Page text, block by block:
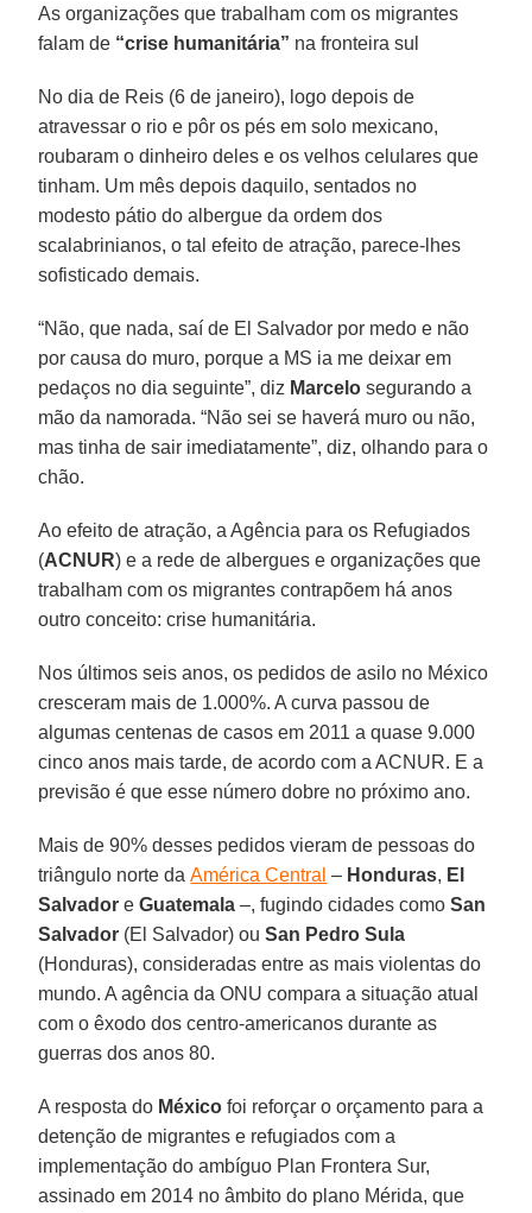
As organizações que trabalham com os migrantes
falam de “crise humanitária” na fronteira sul
No dia de Reis (6 de janeiro), logo depois de
atravessar o rio e pôr os pés em solo mexicano,
roubaram o dinheiro deles e os velhos celulares que
tinham. Um mês depois daquilo, sentados no
modesto pátio do albergue da ordem dos
scalabrinianos, o tal efeito de atração, parece-lhes
sofisticado demais.
“Não, que nada, saí de El Salvador por medo e não
por causa do muro, porque a MS ia me deixar em
pedaços no dia seguinte”, diz Marcelo segurando a
mão da namorada. “Não sei se haverá muro ou não,
mas tinha de sair imediatamente”, diz, olhando para o
chão.
Ao efeito de atração, a Agência para os Refugiados
(ACNUR) e a rede de albergues e organizações que
trabalham com os migrantes contrapõem há anos
outro conceito: crise humanitária.
Nos últimos seis anos, os pedidos de asilo no México
cresceram mais de 1.000%. A curva passou de
algumas centenas de casos em 2011 a quase 9.000
cinco anos mais tarde, de acordo com a ACNUR. E a
previsão é que esse número dobre no próximo ano.
Mais de 90% desses pedidos vieram de pessoas do
triângulo norte daAmérica Central – Honduras, El
Salvador eGuatemala –, fugindo cidades comoSan
Salvador (El Salvador) ouSan Pedro Sula
(Honduras), consideradas entre as mais violentas do
mundo. A agência da ONU compara a situação atual
com o êxodo dos centro-americanos durante as
guerras dos anos 80.
A resposta do México foi reforçar o orçamento para a
detenção de migrantes e refugiados com a
implementação do ambíguo Plan Frontera Sur,
assinado em 2014 no âmbito do plano Mérida, que